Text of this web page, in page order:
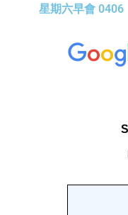
星期六早會 0406